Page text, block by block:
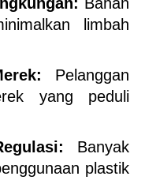
limbah
Pelanggan
yang peduli
Banyak
plastik